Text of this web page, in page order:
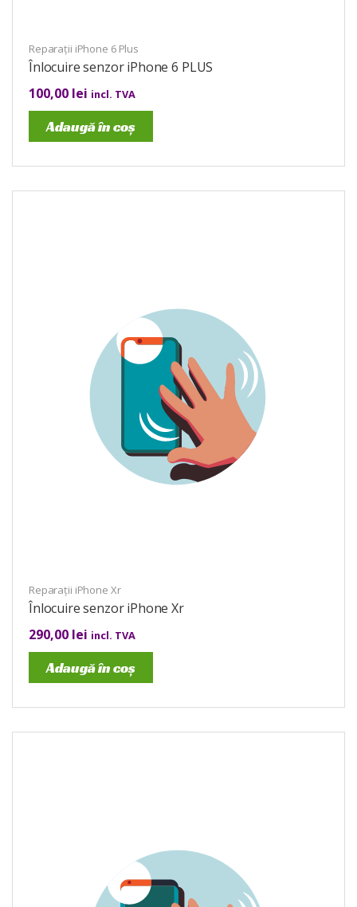
Reparații iPhone 6 Plus
Înlocuire senzor iPhone 6 PLUS
100,00 lei incl. TVA
Adaugă în coș
Reparații iPhone Xr
Înlocuire senzor iPhone Xr
290,00 lei incl. TVA
Adaugă în coș